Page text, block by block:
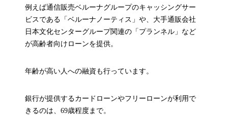
例えば通信販売ベルーナグループのキャッシングサー
ビスである「ベルーナノーティス」や、大手通販会社
日本文化センターグループ関連の「プランネル」など
が高齢者向けローンを提供。
年齢が高い人への融資も行っています。
銀行が提供するカードローンやフリーローンが利用で
きるのは、69歳程度まで。